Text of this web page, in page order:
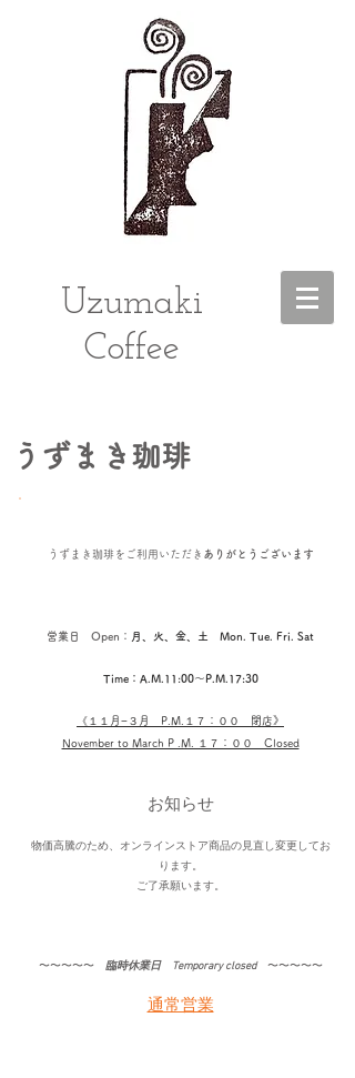
Uzumaki
Coffee
うずまき珈琲
うずまき珈琲を ご利用いただき ありがとうございます
営業日 Open： 月、火、金、土 Mon. Tue. Fri. Sat
Time：A.M.11:00〜P.M.17:30
《１１ 月−３月​ P.M.１７：００ 閉店 》
November to March P .M. １７：００ Closed
お知らせ
物価高騰のため、オンラインストア商品の見直し変更してお
ります。
​ご了承願います。
〜〜〜〜〜​ 臨時休業日 Temporary closed〜〜〜〜〜
通常営業